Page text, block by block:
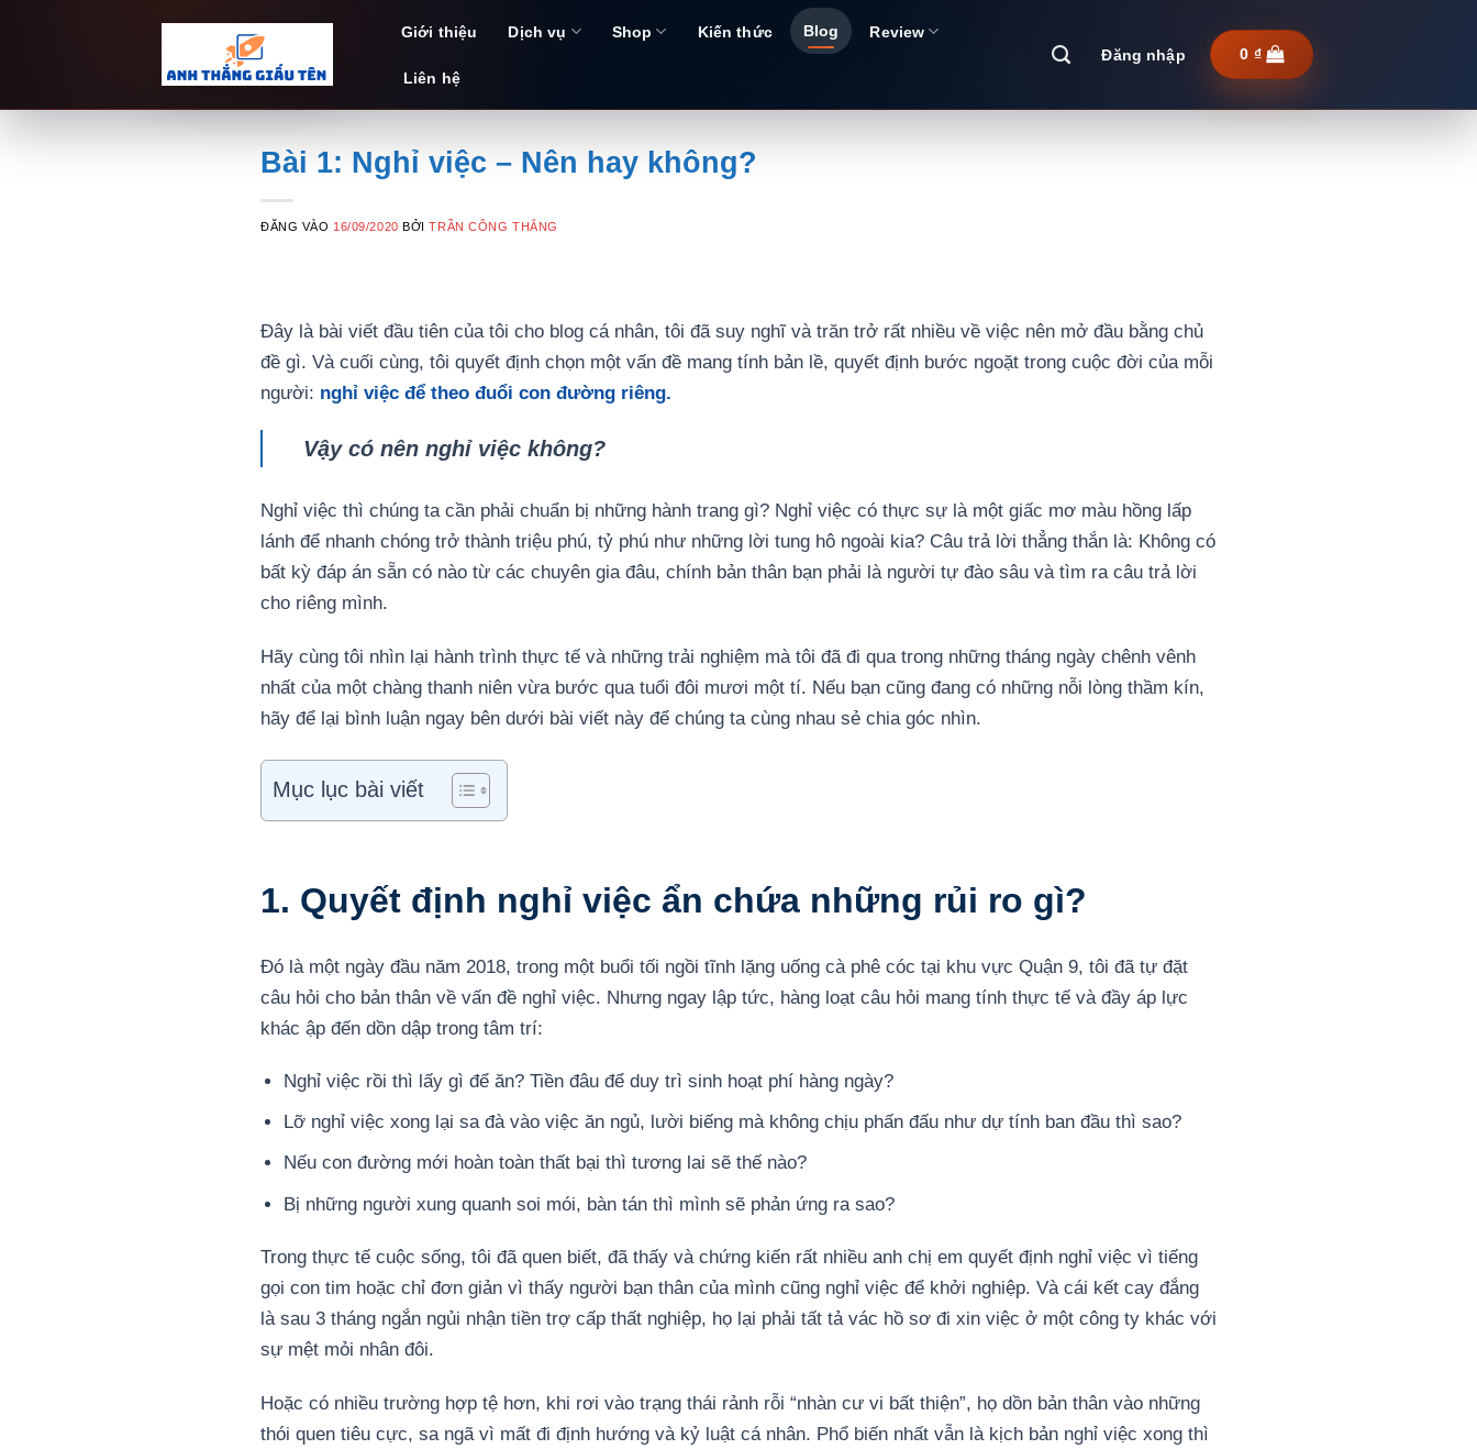
Giới thiệu Dịch vụ Shop Kiến thức Blog Review
Liên hệ
Đăng nhập 0 ₫
Bài 1: Nghỉ việc – Nên hay không?
ĐĂNG VÀO 16/09/2020 BỞITRẦN CÔNG THẮNG
Đây là bài viết đầu tiên của tôi cho blog cá nhân, tôi đã suy nghĩ và trăn trở rất nhiều về việc nên mở đầu bằng chủ
đề gì. Và cuối cùng, tôi quyết định chọn một vấn đề mang tính bản lề, quyết định bước ngoặt trong cuộc đời của mỗi
người: nghỉ việc để theo đuổi con đường riêng.
Vậy có nên nghỉ việc không?
Nghỉ việc thì chúng ta cần phải chuẩn bị những hành trang gì? Nghỉ việc có thực sự là một giấc mơ màu hồng lấp
lánh để nhanh chóng trở thành triệu phú, tỷ phú như những lời tung hô ngoài kia? Câu trả lời thẳng thắn là: Không có
bất kỳ đáp án sẵn có nào từ các chuyên gia đâu, chính bản thân bạn phải là người tự đào sâu và tìm ra câu trả lời
cho riêng mình.
Hãy cùng tôi nhìn lại hành trình thực tế và những trải nghiệm mà tôi đã đi qua trong những tháng ngày chênh vênh
nhất của một chàng thanh niên vừa bước qua tuổi đôi mươi một tí. Nếu bạn cũng đang có những nỗi lòng thầm kín,
hãy để lại bình luận ngay bên dưới bài viết này để chúng ta cùng nhau sẻ chia góc nhìn.
Mục lục bài viết
1. Quyết định nghỉ việc ẩn chứa những rủi ro gì?
Đó là một ngày đầu năm 2018, trong một buổi tối ngồi tĩnh lặng uống cà phê cóc tại khu vực Quận 9, tôi đã tự đặt
câu hỏi cho bản thân về vấn đề nghỉ việc. Nhưng ngay lập tức, hàng loạt câu hỏi mang tính thực tế và đầy áp lực
khác ập đến dồn dập trong tâm trí:
Nghỉ việc rồi thì lấy gì để ăn? Tiền đâu để duy trì sinh hoạt phí hàng ngày?
Lỡ nghỉ việc xong lại sa đà vào việc ăn ngủ, lười biếng mà không chịu phấn đấu như dự tính ban đầu thì sao?
Nếu con đường mới hoàn toàn thất bại thì tương lai sẽ thế nào?
Bị những người xung quanh soi mói, bàn tán thì mình sẽ phản ứng ra sao?
Trong thực tế cuộc sống, tôi đã quen biết, đã thấy và chứng kiến rất nhiều anh chị em quyết định nghỉ việc vì tiếng
gọi con tim hoặc chỉ đơn giản vì thấy người bạn thân của mình cũng nghỉ việc để khởi nghiệp. Và cái kết cay đắng
là sau 3 tháng ngắn ngủi nhận tiền trợ cấp thất nghiệp, họ lại phải tất tả vác hồ sơ đi xin việc ở một công ty khác với
sự mệt mỏi nhân đôi.
Hoặc có nhiều trường hợp tệ hơn, khi rơi vào trạng thái rảnh rỗi “nhàn cư vi bất thiện”, họ dồn bản thân vào những
thói quen tiêu cực, sa ngã vì mất đi định hướng và kỷ luật cá nhân. Phổ biến nhất vẫn là kịch bản nghỉ việc xong thì